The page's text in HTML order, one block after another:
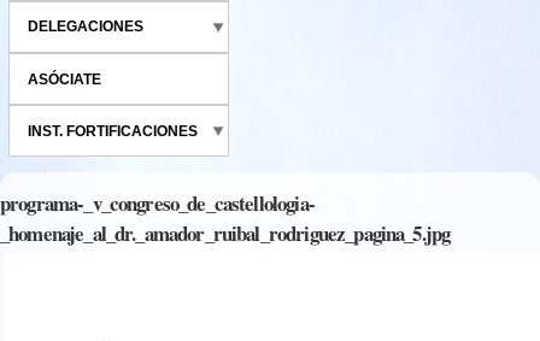
DELEGACIONES
ASÓCIATE
INST. FORTIFICACIONES
programa-_v_congreso_de_castellologia-
_homenaje_al_dr._amador_ruibal_rodriguez_pagina_5.jpg